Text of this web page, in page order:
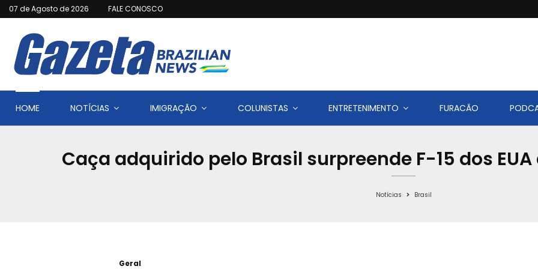
07 de Agosto de 2026 FALE CONOSCO
HOME NOTÍCIAS IMIGRAÇÃO COLUNISTAS ENTRETENIMENTO FURACÃO
Caça adquirido pelo Brasil surpreende F-15 dos
Notícias Brasil
Geral